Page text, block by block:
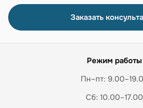
Заказать
Режим работы
Пн–пт:
Сб: 10.00–17.00